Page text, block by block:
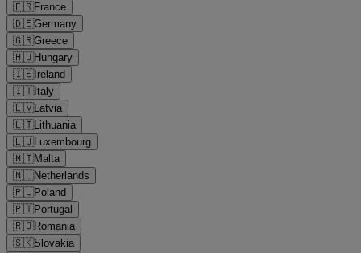
🇫🇷France
🇩🇪Germany
🇬🇷Greece
🇭🇺Hungary
🇮🇪Ireland
🇮🇹Italy
🇱🇻Latvia
🇱🇹Lithuania
🇱🇺Luxembourg
🇲🇹Malta
🇳🇱Netherlands
🇵🇱Poland
🇵🇹Portugal
🇷🇴Romania
🇸🇰Slovakia